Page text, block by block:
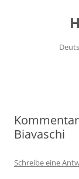
Biavaschi
Schreibe eine